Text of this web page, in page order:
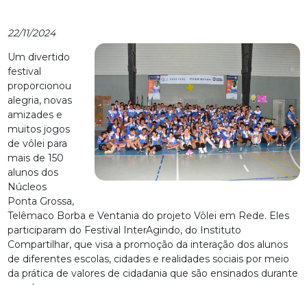
22/11/2024
Um divertido
festival
proporcionou
alegria, novas
amizades e
muitos jogos
de vôlei para
mais de 150
alunos dos
Núcleos
Ponta Grossa,
Telêmaco Borba e Ventania do projeto Vôlei em Rede. Eles
participaram do Festival InterAgindo, do Instituto
Compartilhar, que visa a promoção da interação dos alunos
de diferentes escolas, cidades e realidades sociais por meio
da prática de valores de cidadania que são ensinados durante